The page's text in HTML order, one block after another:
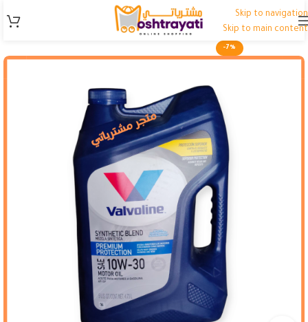
Skip to navigation
Skip to main content
-7%